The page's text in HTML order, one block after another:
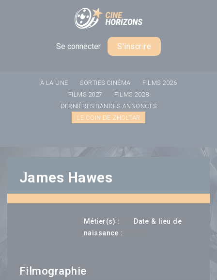
Se connecter S'inscrire
À LA UNE SORTIES CINÉMA
FILMS 2026
FILMS 2027
FILMS 2028
DERNIÈRES BANDES-ANNONCES
LE COIN DE ZHOLTAR
James Hawes
Métier(s) :
Date & lieu de
naissance :
Filmographie
Panneau de gestion des cookies